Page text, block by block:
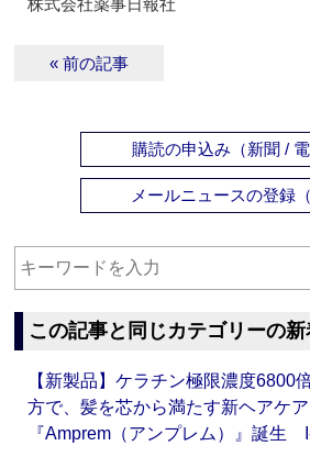
株式会社薬事日報社
« 前の記事
購読の申込み（新聞 / 電
メールニュースの登録（
この記事と同じカテゴリーの
【新製品】ケラチン極限濃度6800
方で、髪を芯から満たす新ヘアケ
『Amprem（アンプレム）』誕生